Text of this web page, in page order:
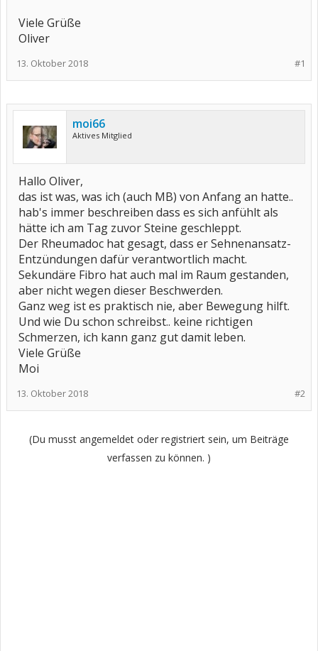
Viele Grüße
Oliver
#1
13. Oktober 2018
moi66
Aktives Mitglied
Hallo Oliver,
das ist was, was ich (auch MB) von Anfang an hatte..
hab's immer beschreiben dass es sich anfühlt als
hätte ich am Tag zuvor Steine geschleppt.
Der Rheumadoc hat gesagt, dass er Sehnenansatz-
Entzündungen dafür verantwortlich macht.
Sekundäre Fibro hat auch mal im Raum gestanden,
aber nicht wegen dieser Beschwerden.
Ganz weg ist es praktisch nie, aber Bewegung hilft.
Und wie Du schon schreibst.. keine richtigen
Schmerzen, ich kann ganz gut damit leben.
Viele Grüße
Moi
#2
13. Oktober 2018
(Du musst angemeldet oder registriert sein, um Beiträge
verfassen zu können. )